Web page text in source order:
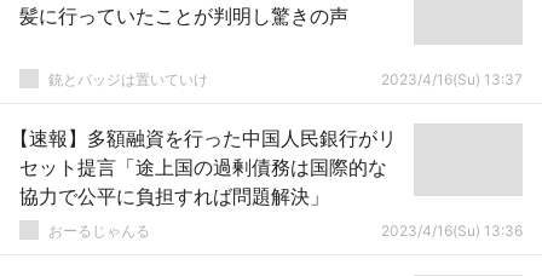
髪に行っていたことが判明し驚きの声
銃とバッジは置いていけ 2023/4/16(Su) 13:37
【速報】多額融資を行った中国人民銀行がリ
セット提言「途上国の過剰債務は国際的な
協力で公平に負担すれば問題解決」
おーるじゃんる 2023/4/16(Su) 13:36